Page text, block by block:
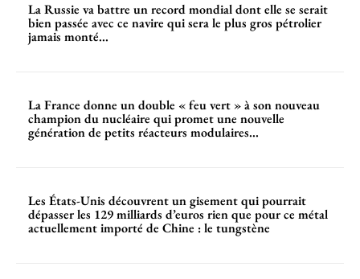
La Russie va battre un record mondial dont elle se serait
bien passée avec ce navire qui sera le plus gros pétrolier
jamais monté...
La France donne un double « feu vert » à son nouveau
champion du nucléaire qui promet une nouvelle
génération de petits réacteurs modulaires...
Les États-Unis découvrent un gisement qui pourrait
dépasser les 129 milliards d’euros rien que pour ce métal
actuellement importé de Chine : le tungstène